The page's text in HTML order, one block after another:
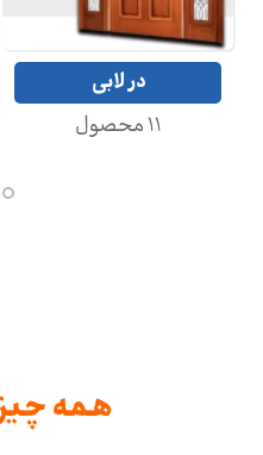
در ضد سرقت
44 محصول
همه چیز